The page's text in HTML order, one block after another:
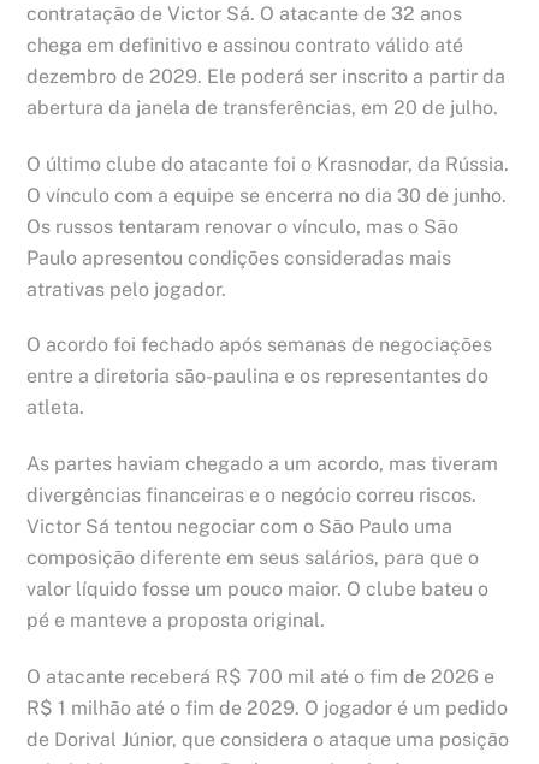
contratação de Victor Sá. O atacante de 32 anos
chega em definitivo e assinou contrato válido até
dezembro de 2029. Ele poderá ser inscrito a partir da
abertura da janela de transferências, em 20 de julho.
O último clube do atacante foi o Krasnodar, da Rússia.
O vínculo com a equipe se encerra no dia 30 de junho.
Os russos tentaram renovar o vínculo, mas o São
Paulo apresentou condições consideradas mais
atrativas pelo jogador.
O acordo foi fechado após semanas de negociações
entre a diretoria são-paulina e os representantes do
atleta.
As partes haviam chegado a um acordo, mas tiveram
divergências financeiras e o negócio correu riscos.
Victor Sá tentou negociar com o São Paulo uma
composição diferente em seus salários, para que o
valor líquido fosse um pouco maior. O clube bateu o
pé e manteve a proposta original.
O atacante receberá R$ 700 mil até o fim de 2026 e
R$ 1 milhão até o fim de 2029. O jogador é um pedido
de Dorival Júnior, que considera o ataque uma posição